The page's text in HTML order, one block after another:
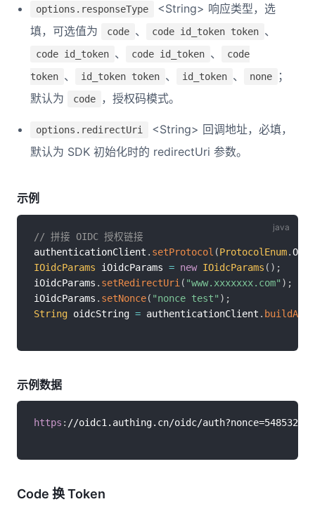
options.responseType
<String> 响应类型，选
填，可选值为
code 、 code id_token token 、
code id_token 、 code id_token 、
code
token 、 id_token token 、 id_token 、 none
；
默认为
code ，授权码模式。
options.redirectUri
<String> 回调地址，必填，
默认为 SDK 初始化时的 redirectUri 参数。
示例
// 拼接 OIDC 授权链接
authenticationClient . setProtocol (ProtocolEnum.OIDC
IOidcParams iOidcParams = new IOidcParams ( ) ;
iOidcParams . setRedirectUri ( "www.xxxxxxx.com" ) ;
iOidcParams . setNonce( "nonce test" ) ;
String oidcString = authenticationClient .
示例数据
https : //oidc1.authing.cn/oidc/
Code 换 Token